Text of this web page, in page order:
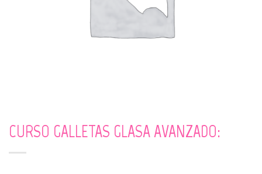
CURSO GALLETAS GLASA AVANZADO: